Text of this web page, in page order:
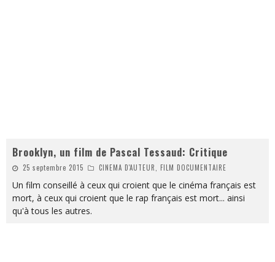
Brooklyn, un film de Pascal Tessaud: Critique
25 septembre 2015 CINEMA D'AUTEUR, FILM DOCUMENTAIRE
Un film conseillé à ceux qui croient que le cinéma français est
mort, à ceux qui croient que le rap français est mort... ainsi
qu'à tous les autres.